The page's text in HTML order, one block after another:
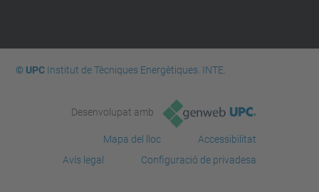
© UPCInstitut de Tècniques Energètiques. INTE.
Desenvolupat amb
Mapa del lloc
Accessibilitat
Avís legal
Configuració de privadesa